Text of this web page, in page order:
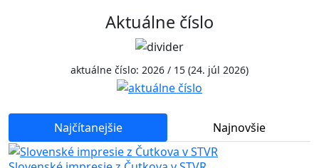
Aktuálne číslo
aktuálne číslo: 2026 / 15 (24. júl 2026)
Najčítanejšie Najnovšie